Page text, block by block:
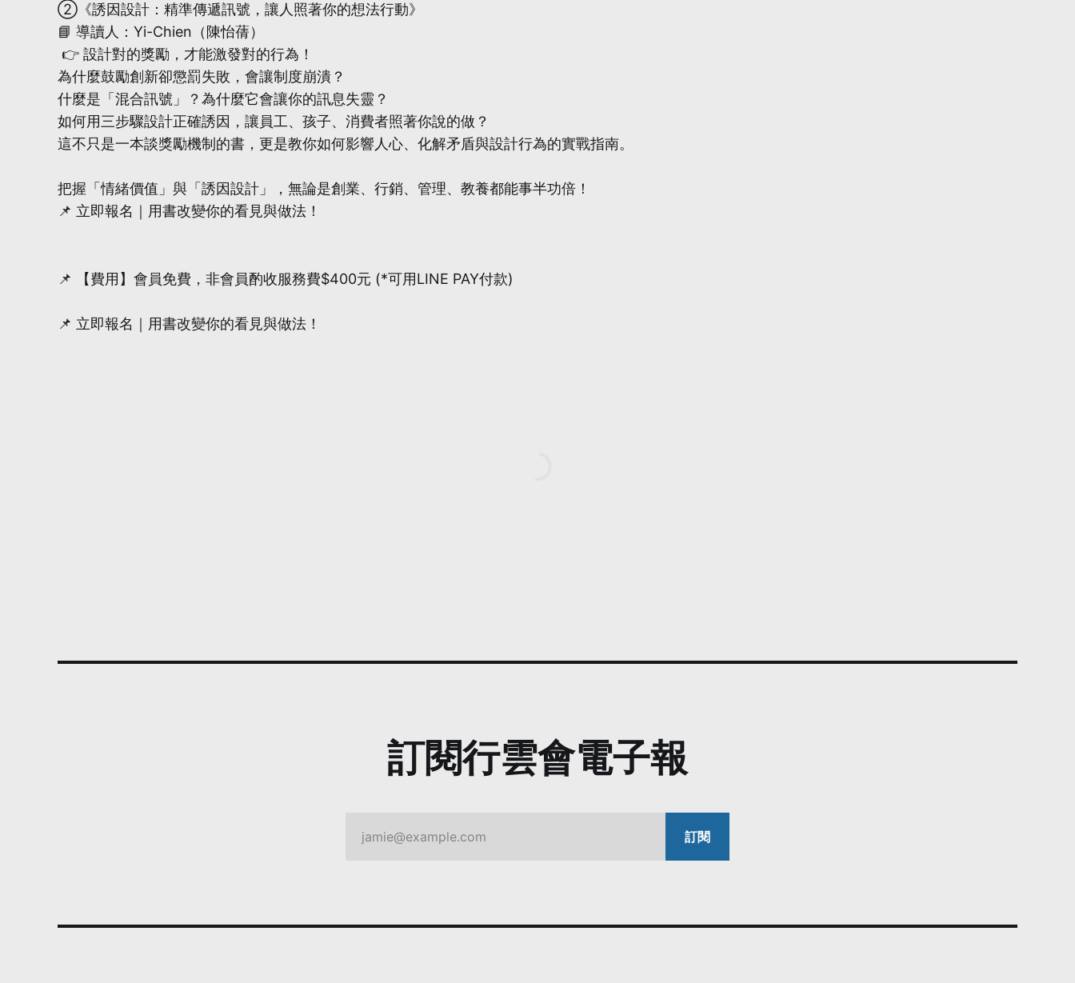
②《誘因設計：精準傳遞訊號，讓人照著你的想法行動》
📘 導讀人：Yi-Chien（陳怡蒨）
👉 設計對的獎勵，才能激發對的行為！
為什麼鼓勵創新卻懲罰失敗，會讓制度崩潰？
什麼是「混合訊號」？為什麼它會讓你的訊息失靈？
如何用三步驟設計正確誘因，讓員工、孩子、消費者照著你說的做？
這不只是一本談獎勵機制的書，更是教你如何影響人心、化解矛盾與設計行為的實戰指南。
把握「情緒價值」與「誘因設計」，無論是創業、行銷、管理、教養都能事半功倍！
📌 立即報名｜用書改變你的看見與做法！
📌 【費用】會員免費，非會員酌收服務費$400元 (*可用LINE PAY付款)
📌 立即報名｜用書改變你的看見與做法！
訂閱行雲會電子報
jamie@example.com 訂閱